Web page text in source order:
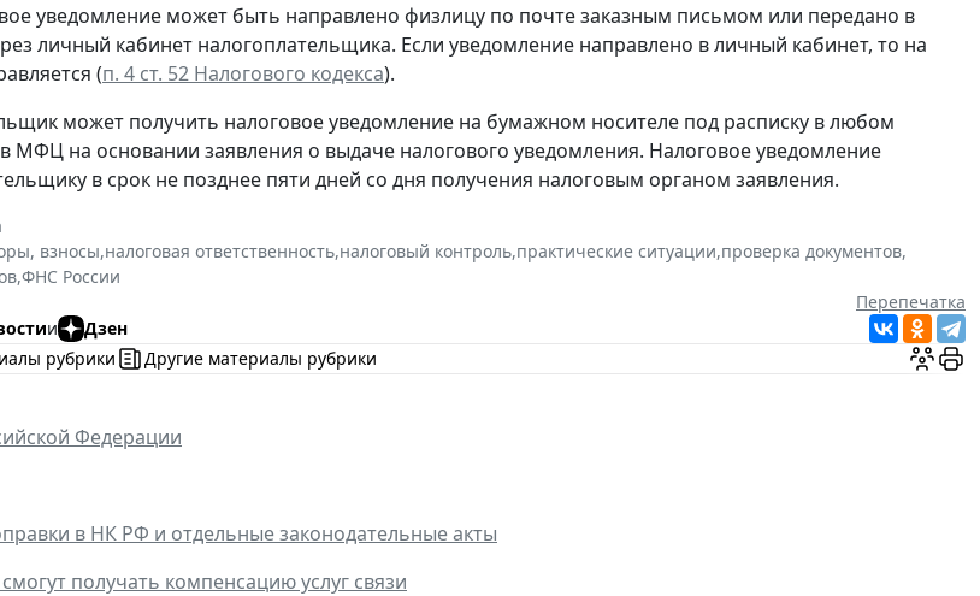
уведомление может быть направлено физлицу по почте заказным письмом или передано в
личный кабинет налогоплательщика. Если уведомление направлено в личный кабинет, то на
(п. 4 ст. 52 Налогового кодекса).
может получить налоговое уведомление на бумажном носителе под расписку в любом
МФЦ на основании заявления о выдаче налогового уведомления. Налоговое уведомление
в срок не позднее пяти дней со дня получения налоговым органом заявления.
взносы,налоговая ответственность,налоговый контроль,практические ситуации,проверка документов,
,ФНС России
Перепечатка
и
Дзен
рубрики
Другие материалы рубрики
Федерации
в НК РФ и отдельные законодательные акты
получать компенсацию услуг связи